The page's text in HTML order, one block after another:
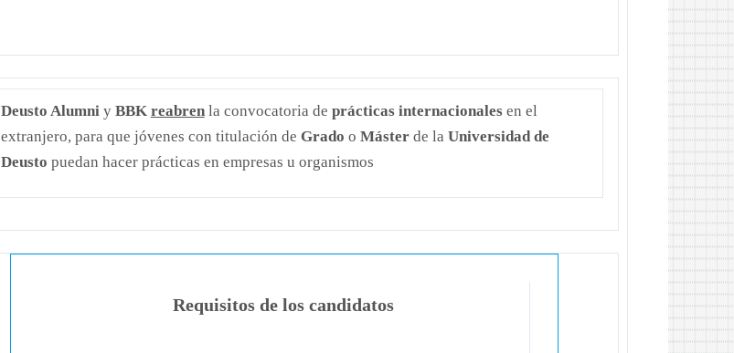
Deusto Alumniy BBK reabrenla convocatoria de prácticas internacionalesen el
extranjero, para que jóvenes con titulación de Grado o Másterde la Universidad de
Deusto puedan hacer prácticas en empresas u organismos
Requisitos de los candidatos